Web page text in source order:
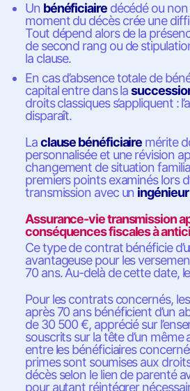
Un bénéficiairedécédé ou non
moment du décès crée une
Tout dépend alors de la
de second rang ou de
la clause.
En cas d’absence totale de
capital entre dans la
droits classiques s’appliquent :
disparaît.
Laclause bénéficiaire mérite
personnalisée et une révision
changement de situation
premiers points examinés lors
transmission avec un
Assurance-vie transmission
conséquences fiscales à
Ce type de contrat bénéficie
avantageuse pour les
70 ans. Au-delà de cette date,
Pour les contrats concernés,
après 70 ans bénéficient d’un
de 30 500 €, apprécié sur
souscrits sur la tête d’un même
entre les bénéficiaires
primes sont soumises aux
décès selon le lien de parenté
pour autant réintégrer